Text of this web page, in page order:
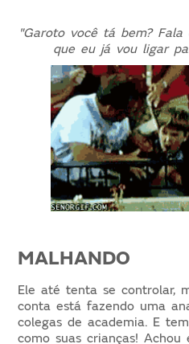
"Garoto você tá bem?
que eu já vou ligar
MALHANDO
Ele até tenta se controlar,
conta está fazendo uma
colegas de academia. E
como suas crianças!